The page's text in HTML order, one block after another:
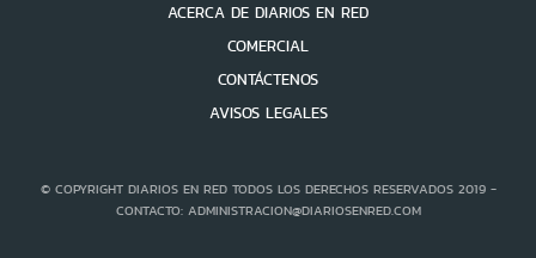
ACERCA DE DIARIOS EN RED
COMERCIAL
CONTÁCTENOS
AVISOS LEGALES
© COPYRIGHT DIARIOS EN RED TODOS LOS DERECHOS RESERVADOS 2019 -
CONTACTO: ADMINISTRACION@DIARIOSENRED.COM